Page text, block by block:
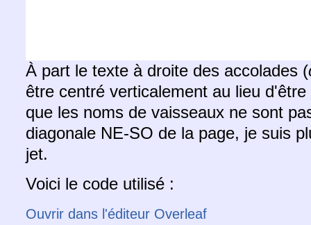
À part le texte à droite des accolades (
être centré verticalement au lieu
que les noms de vaisseaux ne sont
diagonale NE-SO de la page, je suis
jet.
Voici le code utilisé :
Ouvrir dans l'éditeur Overleaf